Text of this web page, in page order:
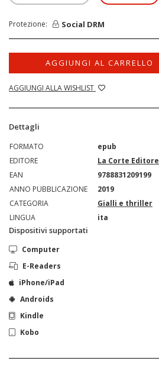
Protezione: Social DRM
AGGIUNGI AL CARRELLO
AGGIUNGI ALLA WISHLIST
Dettagli
FORMATO
epub
EDITORE
La Corte Editore
EAN
9788831209199
ANNO PUBBLICAZIONE
2019
CATEGORIA
Gialli e thriller
LINGUA
ita
Dispositivi supportati
Computer
E-Readers
iPhone/iPad
Androids
Kindle
Kobo